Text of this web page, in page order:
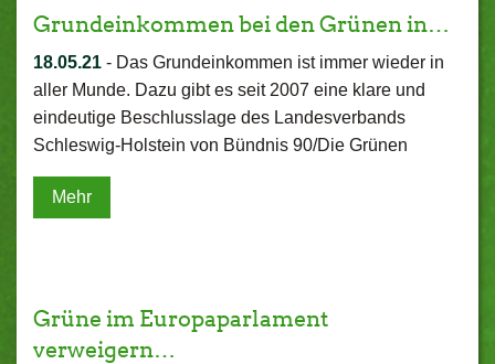
Grundeinkommen bei den Grünen in…
18.05.21 - Das Grundeinkommen ist immer wieder in
aller Munde. Dazu gibt es seit 2007 eine klare und
eindeutige Beschlusslage des Landesverbands
Schleswig-Holstein von Bündnis 90/Die Grünen
Mehr
Grüne im Europaparlament
verweigern…